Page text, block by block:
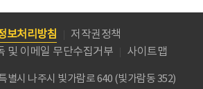
보처리방침
저작권정책
및 이메일 무단수집거부
사이트맵
별시 나주시 빛가람로 640 (빛가람동 352)